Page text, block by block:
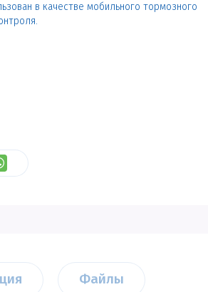
в качестве мобильного тормозного
Файлы